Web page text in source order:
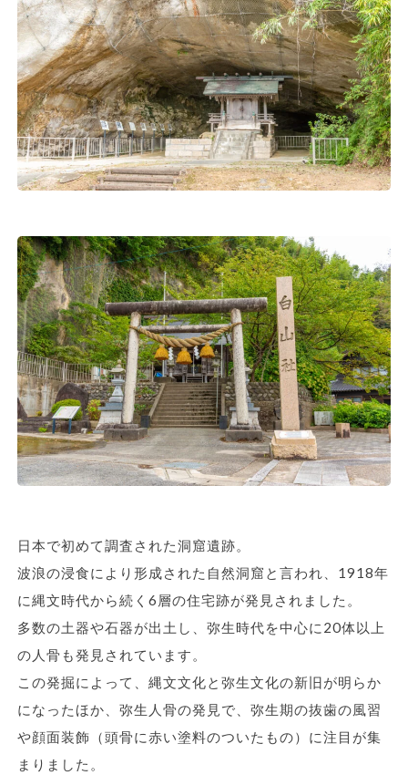
日本で初めて調査された洞窟遺跡。
波浪の浸食により形成された自然洞窟と言われ、1918年
に縄文時代から続く6層の住宅跡が発見されました。
多数の土器や石器が出土し、弥生時代を中心に20体以上
の人骨も発見されています。
この発掘によって、縄文文化と弥生文化の新旧が明らか
になったほか、弥生人骨の発見で、弥生期の抜歯の風習
や顔面装飾（頭骨に赤い塗料のついたもの）に注目が集
まりました。